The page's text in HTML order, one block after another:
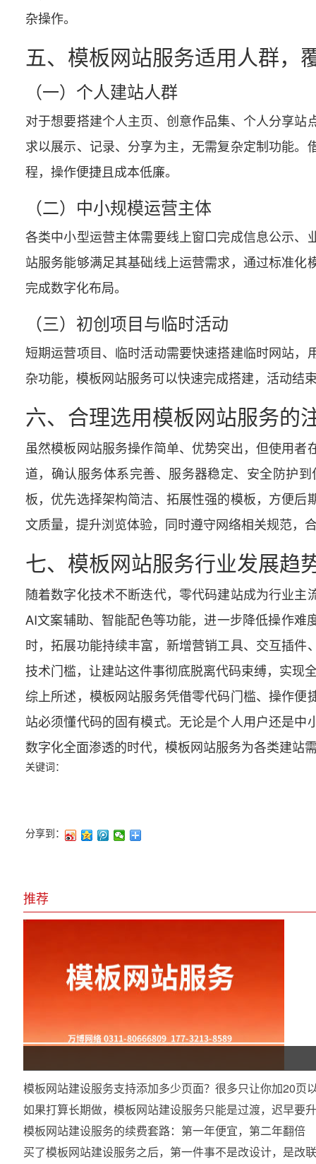
杂操作。
五、模板网站服务适用人群，
（一）个人建站人群
对于想要搭建个人主页、创意作品集、个人分享
求以展示、记录、分享为主，无需复杂定制功能
程，操作便捷且成本低廉。
（二）中小规模运营主体
各类中小型运营主体需要线上窗口完成信息公示
站服务能够满足其基础线上运营需求，通过标准
完成数字化布局。
（三）初创项目与临时活动
短期运营项目、临时活动需要快速搭建临时网站
杂功能，模板网站服务可以快速完成搭建，活动结
六、合理选用模板网站服务的
虽然模板网站服务操作简单、优势突出，但使用
道，确认服务体系完善、服务器稳定、安全防护
板，优先选择架构简洁、拓展性强的模板，方便
文质量，提升浏览体验，同时遵守网络相关规范，
七、模板网站服务行业发展趋
随着数字化技术不断迭代，零代码建站成为行业
AI文案辅助、智能配色等功能，进一步降低操作
时，拓展功能持续丰富，新增营销工具、交互插
技术门槛，让建站这件事彻底脱离代码束缚，实现
综上所述，模板网站服务凭借零代码门槛、操作
站必须懂代码的固有模式。无论是个人用户还是
数字化全面渗透的时代，模板网站服务为各类建站
关键词：
分享到：
推荐
模板网站建设服务支持添加多少页面？很多只让你加20页
如果打算长期做，模板网站建设服务只能是过渡，迟早要
模板网站建设服务的续费套路：第一年便宜，第二年翻倍
买了模板网站建设服务之后，第一件事不是改设计，是改